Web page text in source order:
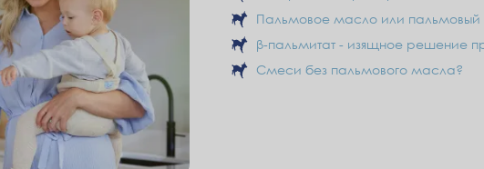
Пальмовое масло или пальмовый
β-пальмитат - изящное решение
Смеси без пальмового масла?